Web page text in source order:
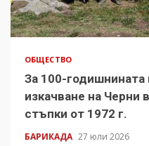
ОБЩЕСТВО
За 100-
изкачване на Черни
стъпки от 1972 г.
БАРИКАДА 27 юли 2026